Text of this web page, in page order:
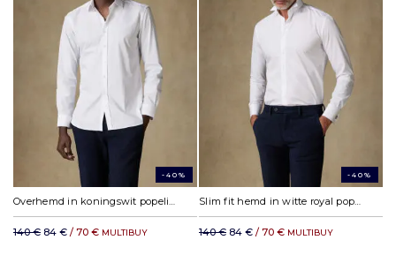
-40%
Overhemd in koningswit popeline
140 € 84 € / 70 € MULTIBUY
-40%
Slim fit hemd in witte royal popeline - Gebroken kraag
140 € 84 € / 70 € MULTIBUY